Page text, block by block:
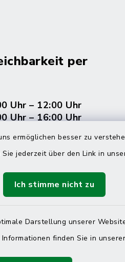
ermöglichen besser zu
jederzeit über den Link in
Ich stimme nicht zu
Darstellung unserer
finden Sie in
per
Uhr – 12:00 Uhr
Uhr – 16:00 Uhr
Uhr – 12:00 Uhr
finden aber online
uns gerne unter der